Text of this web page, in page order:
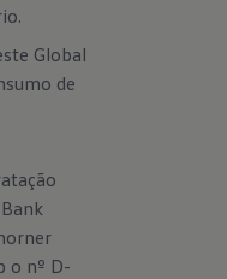
Global
de
o nº D-